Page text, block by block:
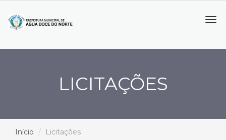
LICITAÇÕES
Início Licitações